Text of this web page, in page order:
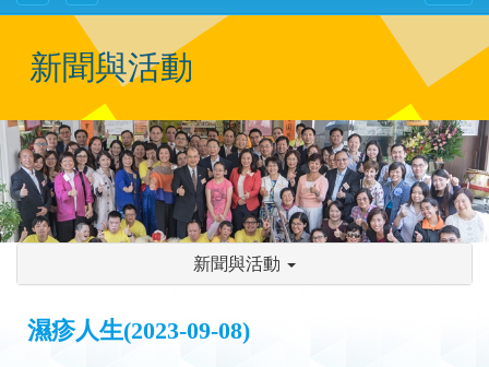
navigation
新聞與活動
新聞與活動
濕疹人生(2023-09-08)